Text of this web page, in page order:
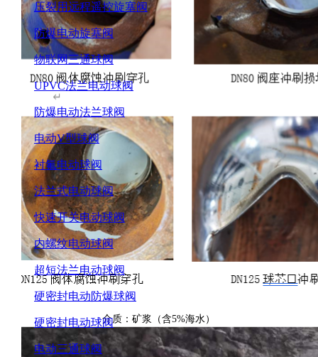
压裂用远程遥控旋塞阀
防爆电动旋塞阀
物联网三通球阀
UPVC法兰电动球阀
防爆电动法兰球阀
电动V型球阀
衬氟电动球阀
法兰式电动球阀
快速开关电动球阀
内螺纹电动球阀
超短法兰电动球阀
硬密封电动防爆球阀
硬密封电动球阀
电动三通球阀
介质：矿浆（含5%海水）